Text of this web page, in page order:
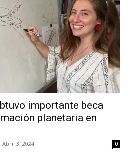
importante beca
planetaria en
Abril 3, 2024 0